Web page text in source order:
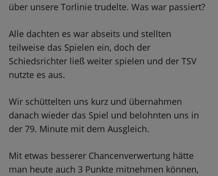
über unsere Torlinie trudelte. Was war passiert?
Alle dachten es war abseits und stellten
teilweise das Spielen ein, doch der
Schiedsrichter ließ weiter spielen und der TSV
nutzte es aus.
Wir schüttelten uns kurz und übernahmen
danach wieder das Spiel und belohnten uns in
der 79. Minute mit dem Ausgleich.
Mit etwas besserer Chancenverwertung hätte
man heute auch 3 Punkte mitnehmen können,